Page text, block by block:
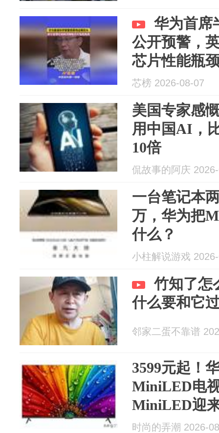
华为首席
公开预警，
芯片性能瓶
芯榜 2026-08-07
美国专家感
用中国AI，
10倍
侃故事的阿庆
一台笔记本
万，华为把
什么？
小柱解说游戏
竹知了怎
什么要和它
邻家二蛋不靠谱
3599元起！
MiniLED电
MiniLED迎
时尚的弄潮 2026-